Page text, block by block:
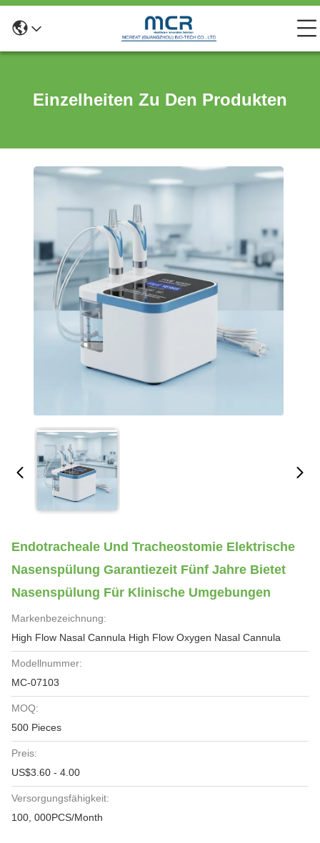
Einzelheiten Zu Den Produkten
Endotracheale Und Tracheostomie Elektrische
Nasenspülung Garantiezeit Fünf Jahre Bietet
Nasenspülung Für Klinische Umgebungen
Markenbezeichnung:
High Flow Nasal Cannula High Flow Oxygen Nasal Cannula
Modellnummer:
MC-07103
MOQ:
500 Pieces
Preis:
US$3.60 - 4.00
Versorgungsfähigkeit:
100, 000PCS/Month